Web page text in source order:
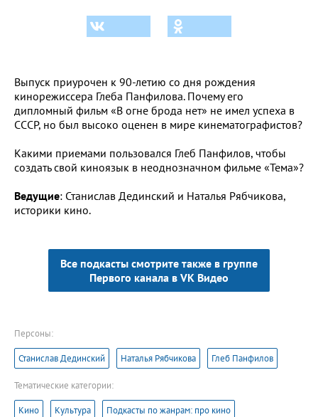
Выпуск приурочен к 90-летию со дня рождения
кинорежиссера Глеба Панфилова. Почему его
дипломный фильм «В огне брода нет» не имел успеха в
СССР, но был высоко оценен в мире кинематографистов?
Какими приемами пользовался Глеб Панфилов, чтобы
создать свой киноязык в неоднозначном фильме «Тема»?
Ведущие: Станислав Дединский и Наталья Рябчикова,
историки кино.
Все подкасты смотрите также в группе
Первого канала в VK Видео
Персоны:
Станислав Дединский Наталья Рябчикова Глеб Панфилов
Тематические категории:
Кино Культура Подкасты по жанрам: про кино